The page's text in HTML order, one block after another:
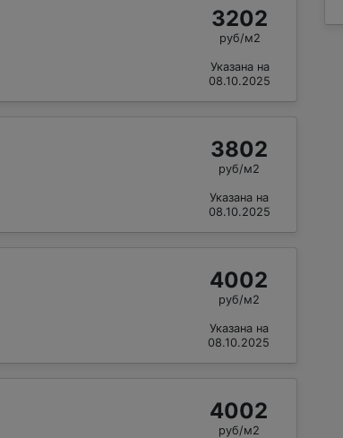
3202
руб/м2
Указана на
08.10.2025
3802
руб/м2
Указана на
08.10.2025
4002
руб/м2
Указана на
08.10.2025
4002
руб/м2